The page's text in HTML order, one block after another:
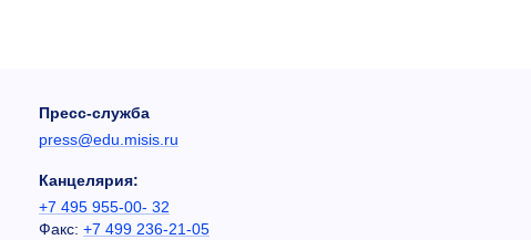
Пресс-служба
press@edu.misis.ru
Канцелярия:
+7 495 955-00- 32
Факс: +7 499 236-21-05